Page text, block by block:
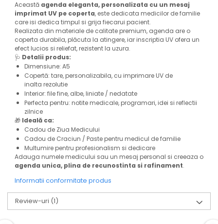
Această agenda eleganta, personalizata cu un mesaj
imprimat UV pe coperta, este dedicata medicilor de familie
care isi dedica timpul si grija fiecarui pacient.
Realizata din materiale de calitate premium, agenda are o
coperta durabila, plăcuta la atingere, iar inscriptia UV ofera un
efect lucios si reliefat, rezistent la uzura.
🩺 Detalii produs:
Dimensiune: A5
Copertă: tare, personalizabila, cu imprimare UV de
inalta rezolutie
Interior: file fine, albe, liniate / nedatate
Perfecta pentru: notite medicale, programari, idei si reflectii
zilnice
🎁 Ideală ca:
Cadou de Ziua Medicului
Cadou de Craciun / Paste pentru medicul de familie
Multumire pentru profesionalism si dedicare
Adauga numele medicului sau un mesaj personal si creeaza o
agenda unica, plina de recunostinta si rafinament.
Informatii conformitate produs
Review-uri (1)